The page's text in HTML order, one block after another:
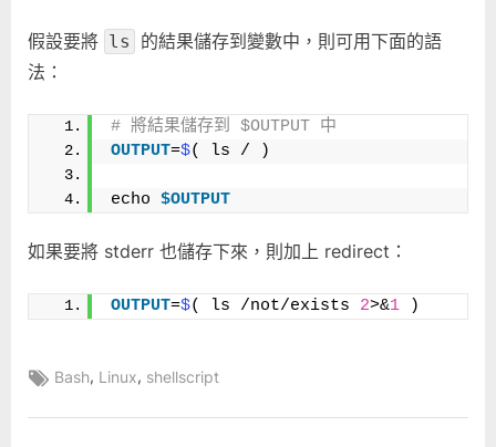
小。
script
得
指
令
輸
出
假設要將 ls
的結果儲存到變數中，則可用下面的語
法：
# 將結果儲存到 $OUTPUT 中
OUTPUT=$( ls / )
echo $OUTPUT
如果要將 stderr 也儲存下來，則加上 redirect：
OUTPUT=$( ls /not/exists 2>&1 )
Tags:
Bash, Linux, shellscript